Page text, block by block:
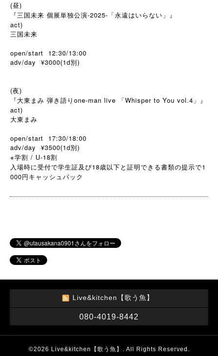
(昼)
『三国未来 個展単独公演-2025-「永遠はいらない」』
act)
三国未来
open/start 12:30/13:00
adv/day ¥3000(1d別 )
(夜)
『大東まみ 弾き語りone-man live 「Whisper to You vol.4」』
act)
大東まみ
open/start 17:30/18:00
adv/day ¥3500(1d別)
※学割 / U-18割
入場時に受付で学生証及び18歳以下と証明できる書類の提示で1
000 円キャッシュバック
Live&kitchen【歌う魚】
080-4019-8442
©2026 Live&kitchen【歌う魚】 . All Rights Reserved.